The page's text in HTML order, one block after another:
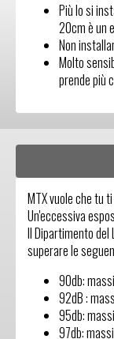
Più lo si
20cm è un
Non
Molto
prende più
MTX vuole che tu
Un'eccessiva
Il Dipartimento del
superare le
90db:
92dB :
95db:
97db: